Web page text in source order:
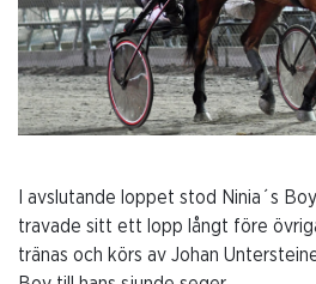
I avslutande loppet stod Ninia´s
travade sitt ett lopp långt före
tränas och körs av Johan